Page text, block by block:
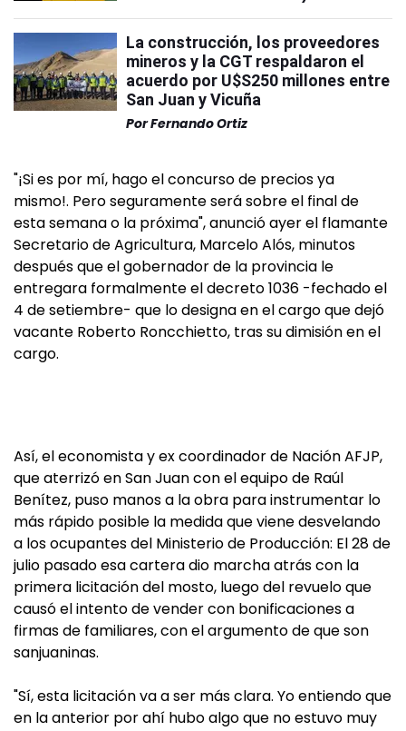
La construcción, los proveedores
mineros y la CGT respaldaron el
acuerdo por U$S250 millones entre
San Juan y Vicuña
PorFernando Ortiz
"¡Si es por mí, hago el concurso de precios ya
mismo!. Pero seguramente será sobre el final de
esta semana o la próxima", anunció ayer el flamante
Secretario de Agricultura, Marcelo Alós, minutos
después que el gobernador de la provincia le
entregara formalmente el decreto 1036 -fechado el
4 de setiembre- que lo designa en el cargo que dejó
vacante Roberto Roncchietto, tras su dimisión en el
cargo.
Así, el economista y ex coordinador de Nación AFJP,
que aterrizó en San Juan con el equipo de Raúl
Benítez, puso manos a la obra para instrumentar lo
más rápido posible la medida que viene desvelando
a los ocupantes del Ministerio de Producción: El 28 de
julio pasado esa cartera dio marcha atrás con la
primera licitación del mosto, luego del revuelo que
causó el intento de vender con bonificaciones a
firmas de familiares, con el argumento de que son
sanjuaninas.
"Sí, esta licitación va a ser más clara. Yo entiendo que
en la anterior por ahí hubo algo que no estuvo muy